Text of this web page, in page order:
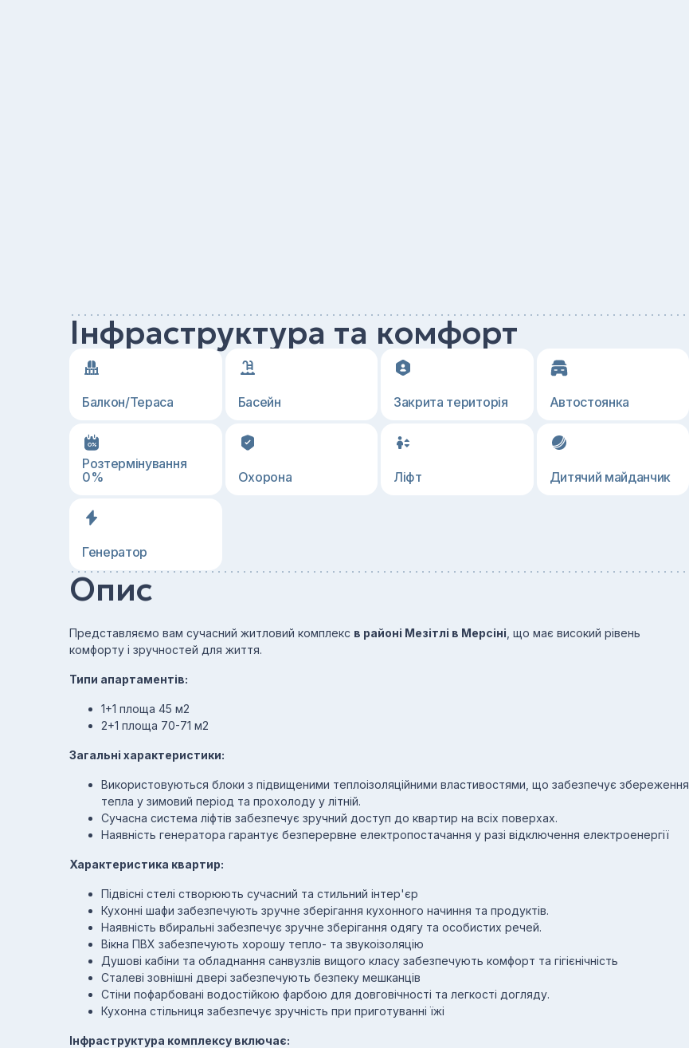
Інфраструктура та комфорт
Балкон/Тераса Басейн Закрита територія Автостоянка
Розтермінування
0%
Охорона Ліфт Дитячий майданчик
Генератор
Опис
Представляємо вам сучасний житловий комплекс в районі Мезітлі в Мерсіні , що має високий рівень
комфорту і зручностей для життя.
Типи апартаментів:
1+1 площа 45 м2
2+1 площа 70-71 м2
Загальні характеристики:
Використовуються блоки з підвищеними теплоізоляційними властивостями, що забезпечує збереження
тепла у зимовий період та прохолоду у літній.
Сучасна система ліфтів забезпечує зручний доступ до квартир на всіх поверхах.
Наявність генератора гарантує безперервне електропостачання у разі відключення електроенергії
Характеристика квартир:
Підвісні стелі створюють сучасний та стильний інтер'єр
Кухонні шафи забезпечують зручне зберігання кухонного начиння та продуктів.
Наявність вбиральні забезпечує зручне зберігання одягу та особистих речей.
Вікна ПВХ забезпечують хорошу тепло- та звукоізоляцію
Душові кабіни та обладнання санвузлів вищого класу забезпечують комфорт та гігієнічність
Сталеві зовнішні двері забезпечують безпеку мешканців
Стіни пофарбовані водостійкою фарбою для довговічності та легкості догляду.
Кухонна стільниця забезпечує зручність при приготуванні їжі
Інфраструктура комплексу включає: